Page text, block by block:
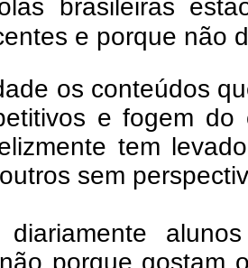
brasileiras
e porque não
os conteúdos
e fogem do
tem
sem
diariamente
porque gostam